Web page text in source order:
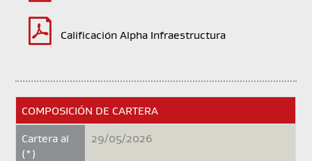
Calificación Alpha Infraestructura
COMPOSICIÓN DE CARTERA
Cartera al
(*)
29/05/2026